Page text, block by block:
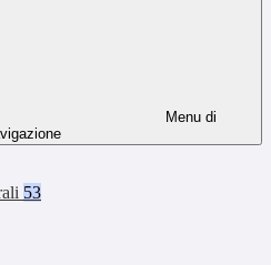
Menu di
53